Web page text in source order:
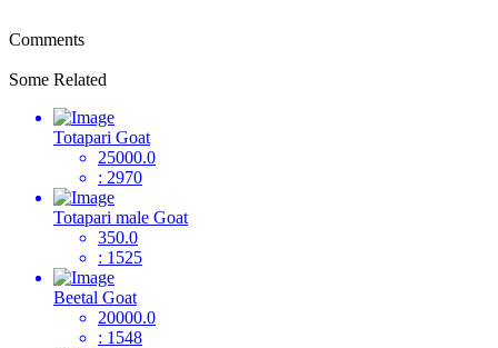
Comments
Some Related
Totapari Goat
25000.0
: 2970
Totapari male Goat
350.0
: 1525
Beetal Goat
20000.0
: 1548